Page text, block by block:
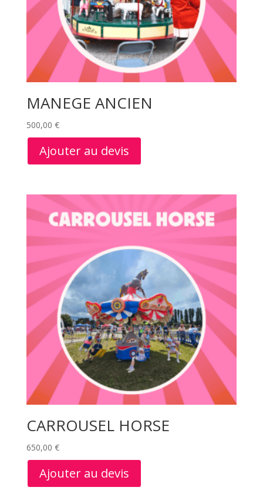
MANEGE ANCIEN
500,00 €
Ajouter au devis
CARROUSEL HORSE
650,00 €
Ajouter au devis